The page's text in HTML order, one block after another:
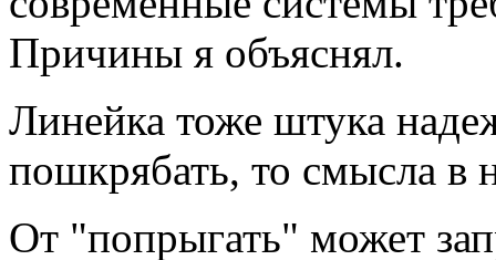
Причины я объяснял.
Линейка тоже штука
пошкрябать, то смысла в
От "попрыгать" может